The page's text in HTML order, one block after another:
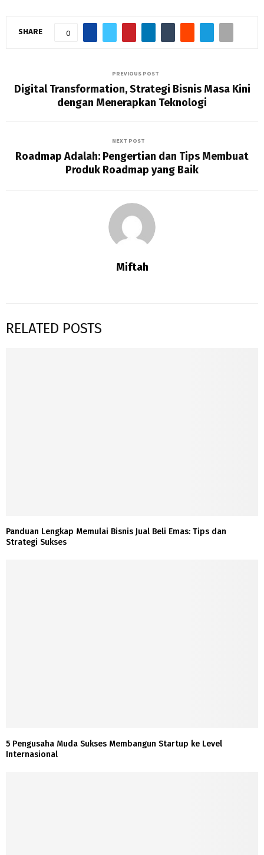
SHARE 0
PREVIOUS POST
Digital Transformation, Strategi Bisnis Masa Kini
dengan Menerapkan Teknologi
NEXT POST
Roadmap Adalah: Pengertian dan Tips Membuat
Produk Roadmap yang Baik
Miftah
RELATED POSTS
Panduan Lengkap Memulai Bisnis Jual Beli Emas: Tips dan
Strategi Sukses
5 Pengusaha Muda Sukses Membangun Startup ke Level
Internasional